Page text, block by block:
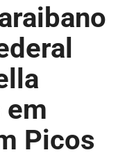
Picos